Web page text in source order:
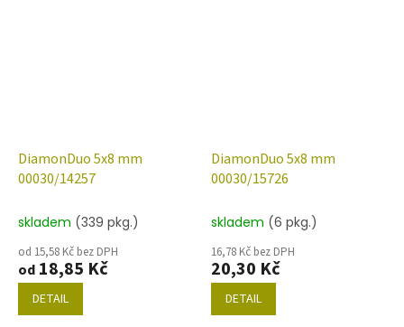
DiamonDuo 5x8 mm
00030/14257
skladem (339 pkg.)
od 15,58 Kč bez DPH
od 18,85 Kč
DETAIL
DiamonDuo 5x8 mm
00030/15726
skladem (6 pkg.)
16,78 Kč bez DPH
20,30 Kč
DETAIL